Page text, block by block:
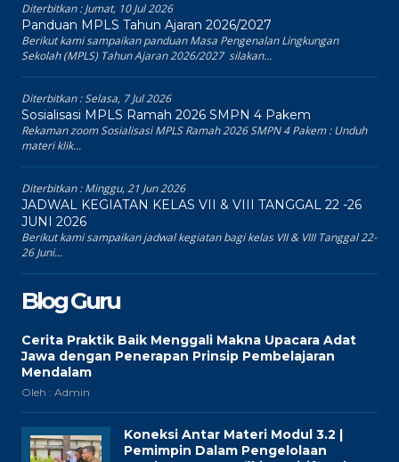
Diterbitkan :Jumat, 10 Jul 2026
Panduan MPLS Tahun Ajaran 2026/2027
Berikut kami sampaikan panduan Masa Pengenalan Lingkungan
Sekolah (MPLS) Tahun Ajaran 2026/2027 silakan...
Diterbitkan :Selasa, 7 Jul 2026
Sosialisasi MPLS Ramah 2026 SMPN 4 Pakem
Rekaman zoom Sosialisasi MPLS Ramah 2026 SMPN 4 Pakem : Unduh
materi klik...
Diterbitkan :Minggu, 21 Jun 2026
JADWAL KEGIATAN KELAS VII & VIII TANGGAL 22 -26
JUNI 2026
Berikut kami sampaikan jadwal kegiatan bagi kelas VII & VIII Tanggal 22-
26 Juni...
Blog Guru
Cerita Praktik Baik Menggali Makna Upacara Adat
Jawa dengan Penerapan Prinsip Pembelajaran
Mendalam
Oleh : Admin
Koneksi Antar Materi Modul 3.2 |
Pemimpin Dalam Pengelolaan